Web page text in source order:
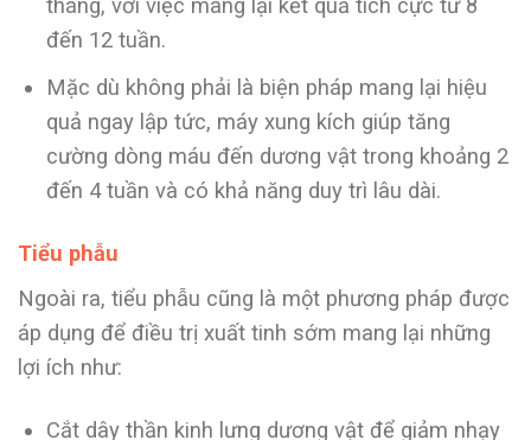
tháng, với việc mang lại kết quả tích cực từ 8
đến 12 tuần.
Mặc dù không phải là biện pháp mang lại hiệu
quả ngay lập tức, máy xung kích giúp tăng
cường dòng máu đến dương vật trong khoảng 2
đến 4 tuần và có khả năng duy trì lâu dài.
Tiểu phẫu
Ngoài ra, tiểu phẫu cũng là một phương pháp được
áp dụng để điều trị xuất tinh sớm mang lại những
lợi ích như:
Cắt dây thần kinh lưng dương vật để giảm nhạy